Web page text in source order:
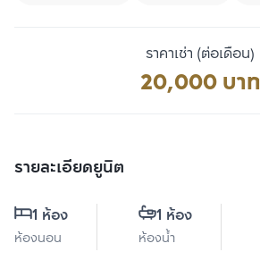
ราคาเช่า (ต่อเดือน)
20,000 บาท
รายละเอียดยูนิต
1 ห้อง
ห้องนอน
1 ห้อง
ห้องน้ำ